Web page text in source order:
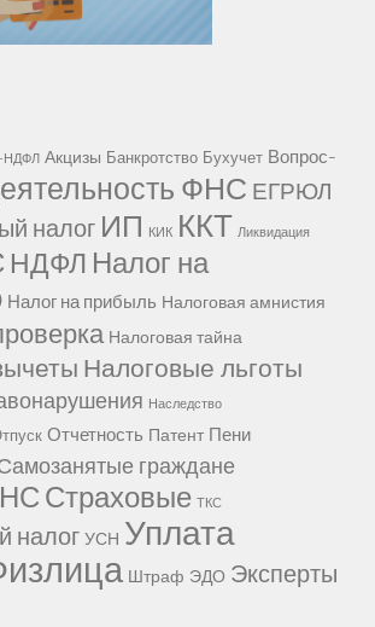
НДФЛ Акцизы Банкротство Бухучет Вопрос-
ФНС ЕГРЮЛ
налогИП КИК ККТ Ликвидация
НДФЛ Налог на
Налог на прибыль Налоговая амнистия
Налоговая тайна
Налоговые льготы
Наследство
Отчетность Патент Пени
граждане
Страховые ТКС
налогУСН Уплата
Штраф ЭДО Эксперты